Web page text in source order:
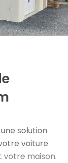
solution
voiture
votre maison.